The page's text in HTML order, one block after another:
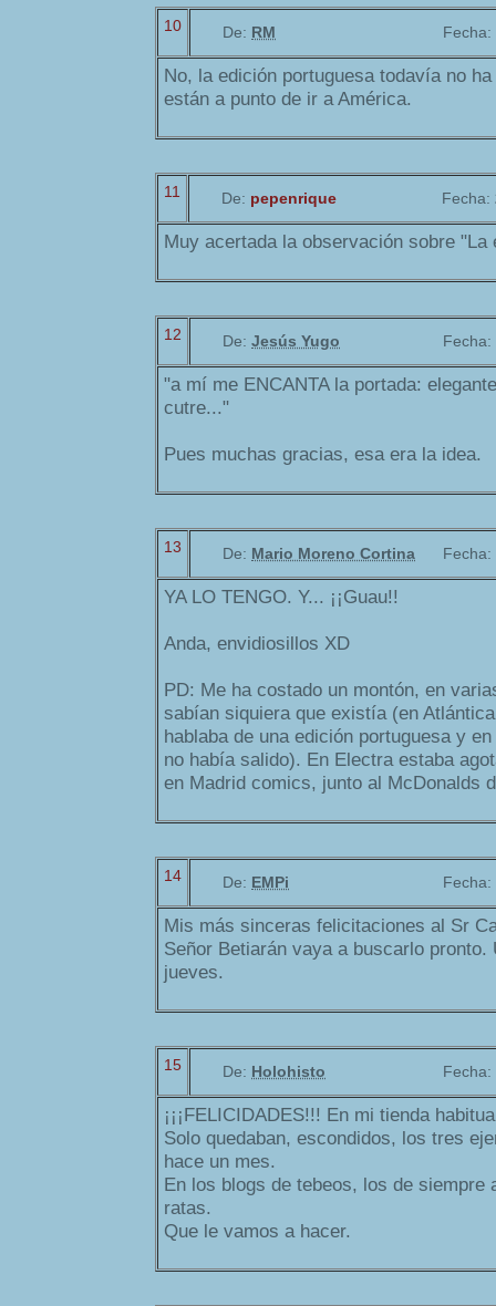
10 De: RM Fecha:
No, la edición portuguesa todavía no
están a punto de ir a América.
11 De: pepenrique Fecha:
Muy acertada la observación sobre "La
12 De: Jesús Yugo Fecha:
"a mí me ENCANTA la portada:
cutre..."
Pues muchas gracias, esa era la idea.
13 De: Mario Moreno Cortina Fecha:
YA LO TENGO. Y... ¡¡Guau!!
Anda, envidiosillos XD
PD: Me ha costado un montón, en
sabían siquiera que existía (en
hablaba de una edición portuguesa y
no había salido). En Electra estaba
en Madrid comics, junto al McDonalds
14 De: EMPi Fecha:
Mis más sinceras felicitaciones al Sr
Señor Betiarán vaya a buscarlo
jueves.
15 De: Holohisto Fecha:
¡¡¡FELICIDADES!!! En mi tienda
Solo quedaban, escondidos, los tres
hace un mes.
En los blogs de tebeos, los de siempre
ratas.
Que le vamos a hacer.